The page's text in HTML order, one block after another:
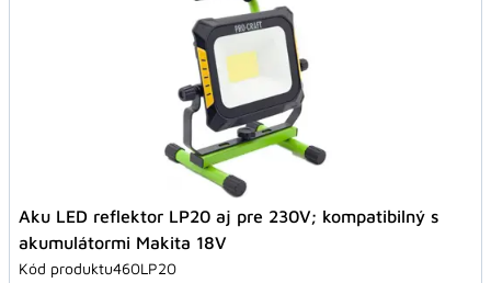
Aku LED reflektor LP20 aj pre 230V; kompatibilný s
akumulátormi Makita 18V
Kód produktu460LP20